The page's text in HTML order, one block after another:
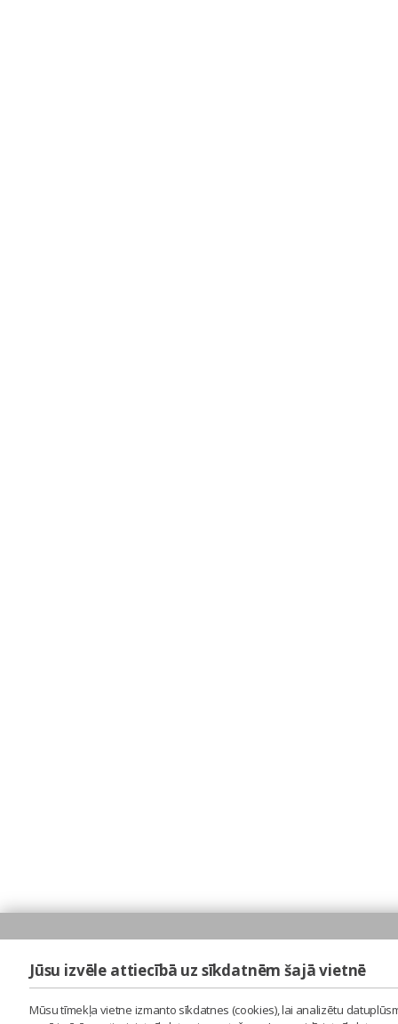
Jūsu izvēle attiecībā uz sīkdatnēm šajā vietnē
Mūsu tīmekļa vietne izmanto sīkdatnes (cookies), lai analizētu